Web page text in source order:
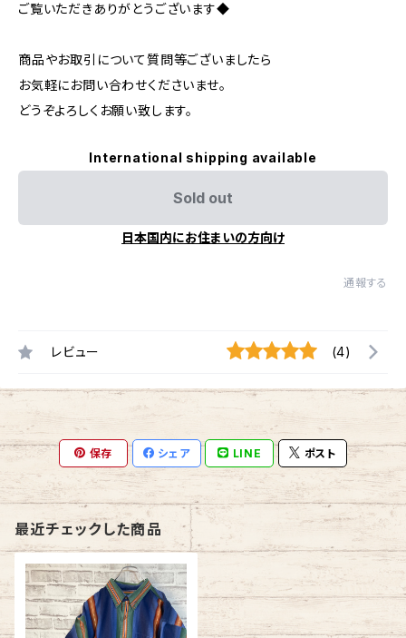
ご覧いただきありがとうございます◆
商品やお取引について質問等ございましたら
お気軽にお問い合わせくださいませ。
どうぞよろしくお願い致します。
International shipping available
Sold out
日本国内にお住まいの方向け
通報する
レビュー (4)
保存 シェア LINE ポスト
最近チェックした商品